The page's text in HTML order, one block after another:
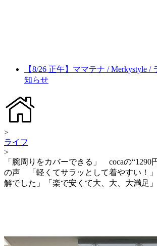
【8/26 正午】ママテナ / Merkystyle /
知らせ
>
ライフ
>
「腕周りをカバーできる」 cocaの“1290
の声 「軽くてサラッとして着やすい！
解でした」「楽で安くて大、大、大満足」